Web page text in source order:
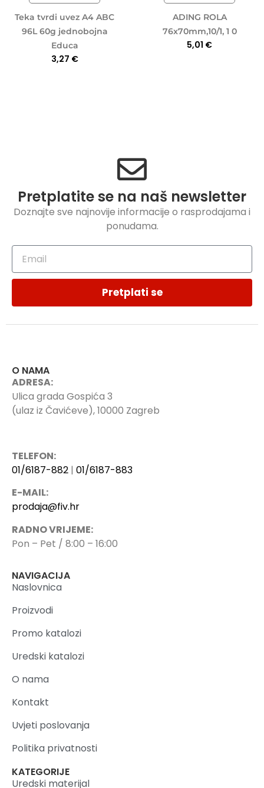
Teka tvrdi uvez A4 ABC
96L 60g jednobojna
Educa
3,27 €
ADING ROLA
76x70mm,10/1, 1 0
5,01 €
Pretplatite se na naš newsletter
Doznajte sve najnovije informacije o rasprodajama i
ponudama.
Pretplati se
O NAMA
ADRESA:
Ulica grada Gospića 3
(ulaz iz Čavićeve), 10000 Zagreb
TELEFON:
01/6187-882 | 01/6187-883
E-MAIL:
prodaja@fiv.hr
RADNO VRIJEME:
Pon – Pet / 8:00 – 16:00
NAVIGACIJA
Naslovnica
Proizvodi
Promo katalozi
Uredski katalozi
O nama
Kontakt
Uvjeti poslovanja
Politika privatnosti
KATEGORIJE
Uredski materijal